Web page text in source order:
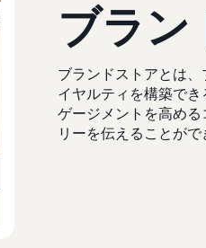
ブラン
ブランドストアとは
イヤルティを構築で
ゲージメントを高め
リーを伝えることがで